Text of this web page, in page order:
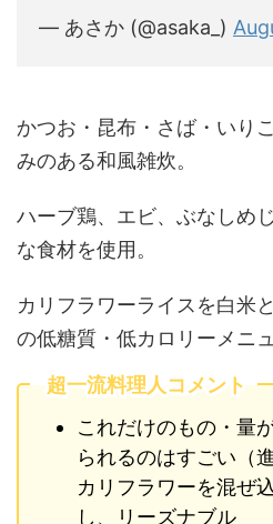
— あさか (@asaka_)
かつお・昆布・さば・いり
みのある和風雑炊。
ハーブ鶏、エビ、ぶなしめ
な食材を使用。
カリフラワーライスを白米
の低糖質・低カロリーメニュ
超一流料理人コメント
これだけのもの・量
られるのはすごい（進
カリフラワーを混ぜ
し、リーズナブル